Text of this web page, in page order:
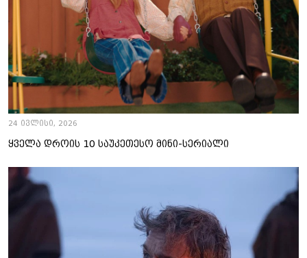
24 ივლისი, 2026
ყველა დროის 10 საუკეთესო მინი-სერიალი